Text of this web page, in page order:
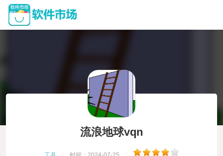
流浪地球vqn